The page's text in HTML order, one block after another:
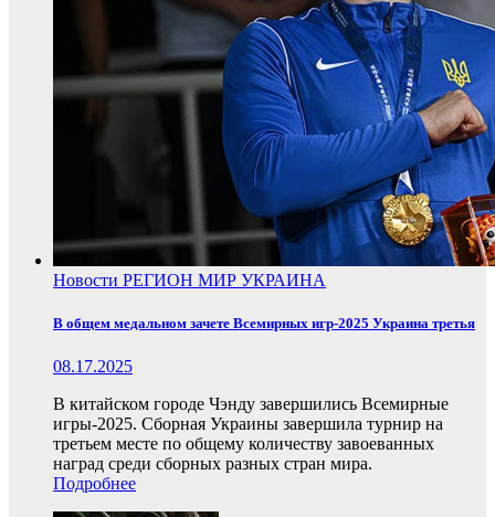
Новости РЕГИОН МИР УКРАИНА
В общем медальном зачете Всемирных игр-2025 Украина третья
08.17.2025
В китайском городе Чэнду завершились Всемирные
игры-2025. Сборная Украины завершила турнир на
третьем месте по общему количеству завоеванных
наград среди сборных разных стран мира.
Подробнее